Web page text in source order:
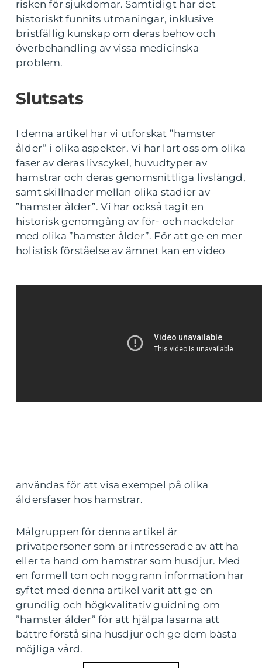
risken för sjukdomar. Samtidigt har det
historiskt funnits utmaningar, inklusive
bristfällig kunskap om deras behov och
överbehandling av vissa medicinska
problem.
Slutsats
I denna artikel har vi utforskat ”hamster
ålder” i olika aspekter. Vi har lärt oss om olika
faser av deras livscykel, huvudtyper av
hamstrar och deras genomsnittliga livslängd,
samt skillnader mellan olika stadier av
”hamster ålder”. Vi har också tagit en
historisk genomgång av för- och nackdelar
med olika ”hamster ålder”. För att ge en mer
holistisk förståelse av ämnet kan en video
användas för att visa exempel på olika
åldersfaser hos hamstrar.
Målgruppen för denna artikel är
privatpersoner som är intresserade av att ha
eller ta hand om hamstrar som husdjur. Med
en formell ton och noggrann information har
syftet med denna artikel varit att ge en
grundlig och högkvalitativ guidning om
”hamster ålder” för att hjälpa läsarna att
bättre förstå sina husdjur och ge dem bästa
möjliga vård.